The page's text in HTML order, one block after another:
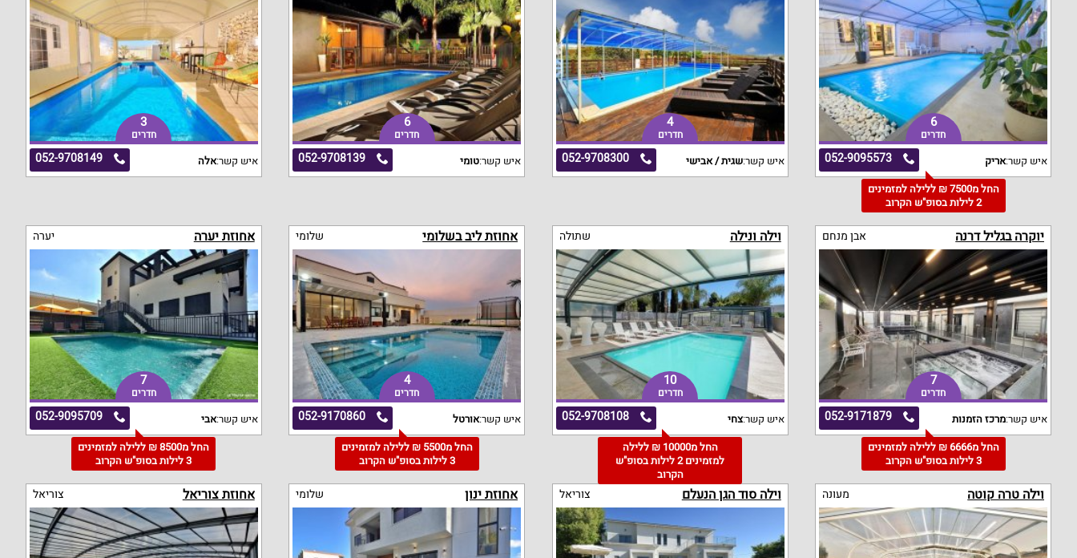
6
חדרים
052-9095573 איש קשר:אריק
החל מ7500 ₪ ללילה למזמינים
2 לילות בסופ"ש הקרוב
4
חדרים
052-9708300 איש קשר:שגית / אבישי
6
חדרים
052-9708139 איש קשר:טומי
3
חדרים
052-9708149 איש קשר:אלה
יוקרה בגליל דרנה אבן מנחם
7
חדרים
052-9171879 איש קשר:מרכז הזמנות
החל מ6666 ₪ ללילה למזמינים
3 לילות בסופ"ש הקרוב
וילה ונילה שתולה
10
חדרים
052-9708108 איש קשר:צחי
החל מ10000 ₪ ללילה
למזמינים 2 לילות בסופ"ש
הקרוב
אחוזת ליב בשלומי שלומי
4
חדרים
052-9170860 איש קשר:אורטל
החל מ5500 ₪ ללילה למזמינים
3 לילות בסופ"ש הקרוב
אחוזת יערה יערה
7
חדרים
052-9095709 איש קשר:אבי
החל מ8500 ₪ ללילה למזמינים
3 לילות בסופ"ש הקרוב
וילה טרה קוטה מעונה וילה סוד הגן הנעלם צוריאל אחוזת ינון שלומי אחוזת צוריאל צוריאל